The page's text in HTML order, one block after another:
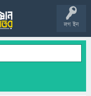
লগ ইন